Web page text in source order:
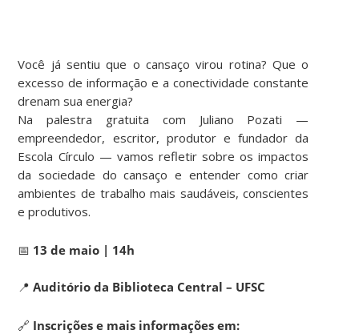
Você já sentiu que o cansaço virou rotina? Que o
excesso de informação e a conectividade constante
drenam sua energia?
Na palestra gratuita com Juliano Pozati —
empreendedor, escritor, produtor e fundador da
Escola Círculo — vamos refletir sobre os impactos
da sociedade do cansaço e entender como criar
ambientes de trabalho mais saudáveis, conscientes
e produtivos.
📅 13 de maio | 14h
📍 Auditório da Biblioteca Central – UFSC
🔗 Inscrições e mais informações em: